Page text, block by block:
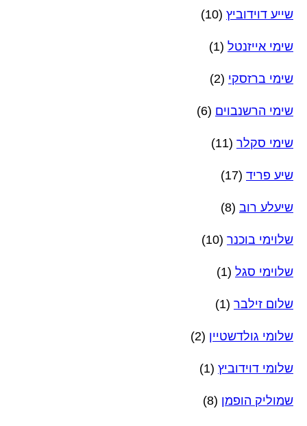
שייע דוידוביץ (10)
שימי אייזנטל (1)
שימי ברזסקי (2)
שימי הרשנבוים (6)
שימי סקלר (11)
שיע פריד (17)
שיעלע רוב (8)
שלוימי בוכנר (10)
שלוימי סגל (1)
שלום זילבר (1)
שלומי גולדשטיין (2)
שלומי דוידוביץ (1)
שמוליק הופמן (8)